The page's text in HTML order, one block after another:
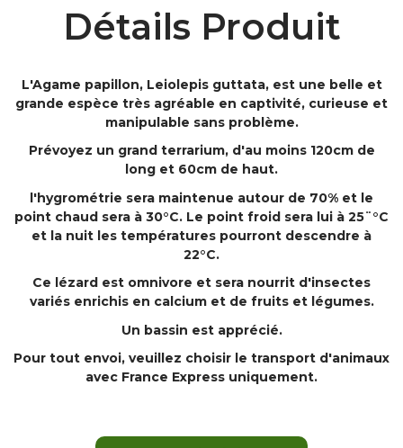
Détails Produit
L'Agame papillon, Leiolepis guttata, est une belle et
grande espèce très agréable en captivité, curieuse et
manipulable sans problème.
Prévoyez un grand terrarium, d'au moins 120cm de
long et 60cm de haut.
l'hygrométrie sera maintenue autour de 70% et le
point chaud sera à 30°C. Le point froid sera lui à 25¨°C
et la nuit les températures pourront descendre à
22°C.
Ce lézard est omnivore et sera nourrit d'insectes
variés enrichis en calcium et de fruits et légumes.
Un bassin est apprécié.
Pour tout envoi, veuillez choisir le transport d'animaux
avec France Express uniquement.